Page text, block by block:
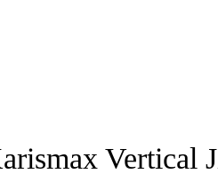
Vertical